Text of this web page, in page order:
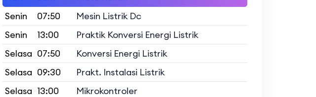
Senin
07:50
Mesin Listrik Dc
Senin
13:00
Praktik Konversi Energi Listrik
Selasa 07:50
Konversi Energi Listrik
Selasa 09:30
Prakt. Instalasi Listrik
Selasa 13:00
Mikrokontroler